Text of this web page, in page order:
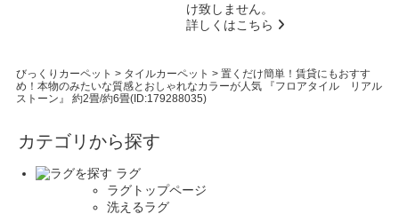
け致しません。
詳しくはこちら
びっくりカーペット > タイルカーペット > 置くだけ簡単！賃貸にもおすす
め！本物のみたいな質感とおしゃれなカラーが人気 『フロアタイル リアル
ストーン』 約2畳/約6畳(ID:179288035)
カテゴリから探す
ラグ
ラグトップページ
洗えるラグ